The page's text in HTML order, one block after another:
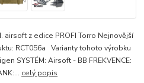
airsoft z edice PROFI Torro Nejnovější
RCT056a Varianty tohoto výrobku
SYSTÉM: Airsoft - BB FREKVENCE:
celý popis